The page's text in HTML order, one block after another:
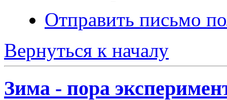
Отправить письмо
Вернуться к началу
Зима - пора